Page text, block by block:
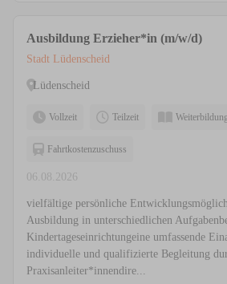
Ausbildung Erzieher*in (m/w/d)
Stadt Lüdenscheid
Lüdenscheid
Vollzeit Teilzeit
Fahrtkostenzuschuss
06.08.2026
vielfältige persönliche
Ausbildung in unterschiedlichen
Kindertageseinrichtungeine umfassende
individuelle und qualifizierte Begleitung
Praxisanleiter*innendire...